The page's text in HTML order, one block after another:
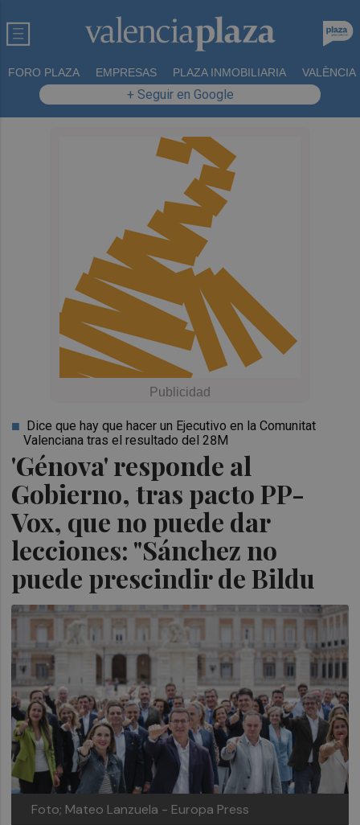
FORO PLAZA EMPRESAS PLAZA INMOBILIARIA VALÈNCIA
+ Seguir en Google
'Génova' responde al
Gobierno, tras pacto PP-
Vox, que no puede dar
lecciones: "Sánchez no
puede prescindir de Bildu
Dice que hay que hacer un Ejecutivo en la Comunitat
Valenciana tras el resultado del 28M
Foto; Mateo Lanzuela - Europa Press